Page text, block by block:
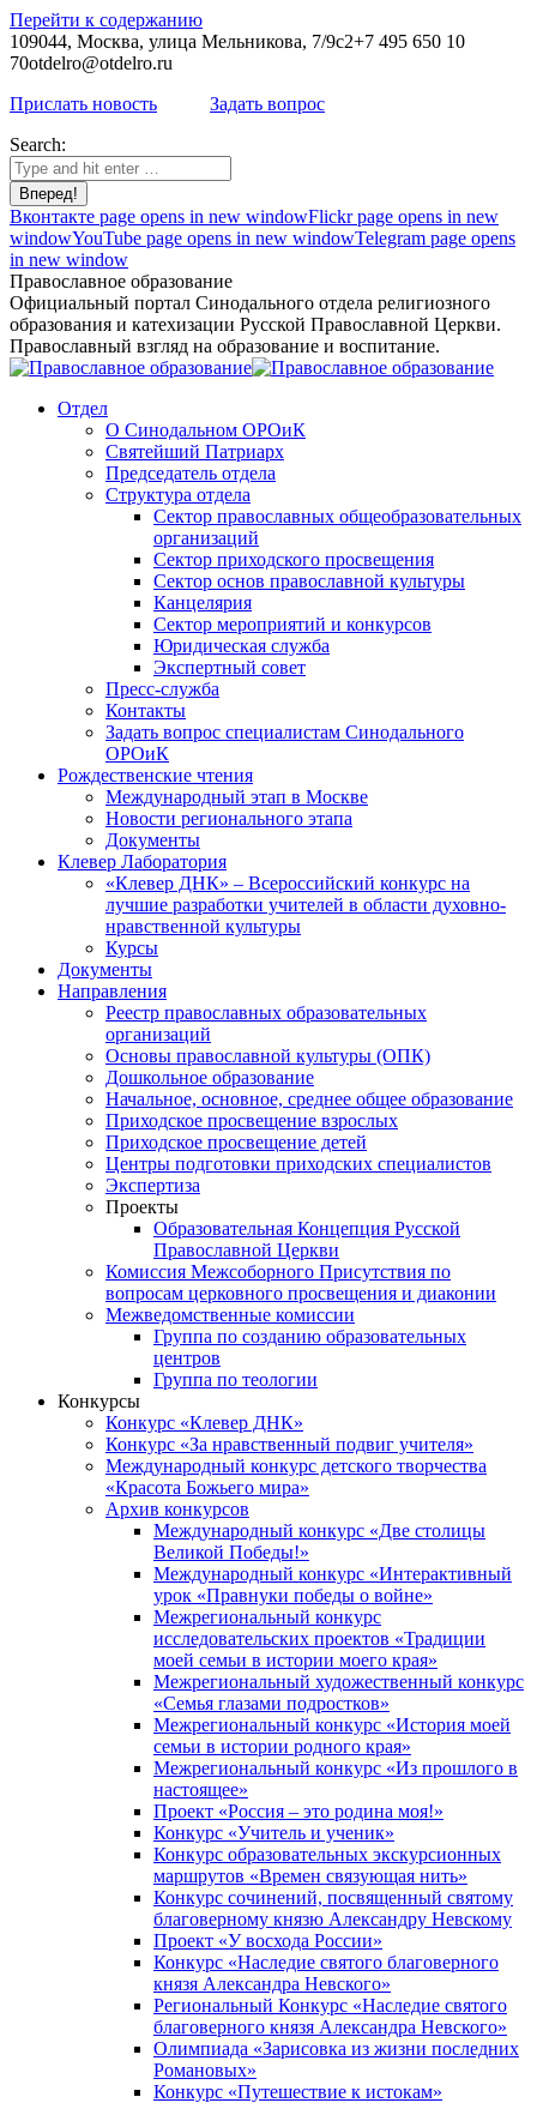
Перейти к содержанию
109044, Москва, улица Мельникова, 7/9с2+7 495 650 10
70otdelro@otdelro.ru
Прислать новость
Задать вопрос
Search:
Вконтакте page opens in new windowFlickr page opens in new
windowYouTube page opens in new windowTelegram page opens
in new window
Православное образование
Официальный портал Синодального отдела религиозного
образования и катехизации Русской Православной Церкви.
Православный взгляд на образование и воспитание.
Отдел
О Синодальном ОРОиК
Святейший Патриарх
Председатель отдела
Структура отдела
Сектор православных общеобразовательных
организаций
Сектор приходского просвещения
Сектор основ православной культуры
Канцелярия
Сектор мероприятий и конкурсов
Юридическая служба
Экспертный совет
Пресс-служба
Контакты
Задать вопрос специалистам Синодального
ОРОиК
Рождественские чтения
Международный этап в Москве
Новости регионального этапа
Документы
Клевер Лаборатория
«Клевер ДНК» – Всероссийский конкурс на
лучшие разработки учителей в области духовно-
нравственной культуры
Курсы
Документы
Направления
Реестр православных образовательных
организаций
Основы православной культуры (ОПК)
Дошкольное образование
Начальное, основное, среднее общее образование
Приходское просвещение взрослых
Приходское просвещение детей
Центры подготовки приходских специалистов
Экспертиза
Проекты
Образовательная Концепция Русской
Православной Церкви
Комиссия Межсоборного Присутствия по
вопросам церковного просвещения и диаконии
Межведомственные комиссии
Группа по созданию образовательных
центров
Группа по теологии
Конкурсы
Конкурс «Клевер ДНК»
Конкурс «За нравственный подвиг учителя»
Международный конкурс детского творчества
«Красота Божьего мира»
Архив конкурсов
Международный конкурс «Две столицы
Великой Победы!»
Международный конкурс «Интерактивный
урок «Правнуки победы о войне»
Межрегиональный конкурс
исследовательских проектов «Традиции
моей семьи в истории моего края»
Межрегиональный художественный конкурс
«Семья глазами подростков»
Межрегиональный конкурс «История моей
семьи в истории родного края»
Межрегиональный конкурс «Из прошлого в
настоящее»
Проект «Россия – это родина моя!»
Конкурс «Учитель и ученик»
Конкурс образовательных экскурсионных
маршрутов «Времен связующая нить»
Конкурс сочинений, посвященный святому
благоверному князю Александру Невскому
Проект «У восхода России»
Конкурс «Наследие святого благоверного
князя Александра Невского»
Региональный Конкурс «Наследие святого
благоверного князя Александра Невского»
Олимпиада «Зарисовка из жизни последних
Романовых»
Конкурс «Путешествие к истокам»